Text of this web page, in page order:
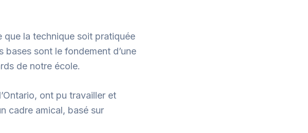
que la technique soit pratiquée
sont le fondement d’une
de notre école.
ont pu travailler et
cadre amical, basé sur